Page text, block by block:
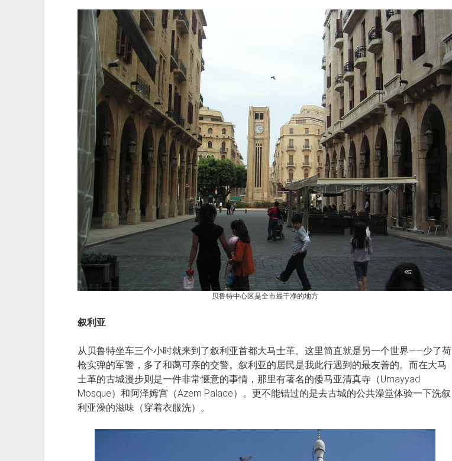
贝鲁特中心区是全市最干净的地方
叙利亚
从贝鲁特坐车三个小时就来到了叙利亚首都大马士革。这里简直就是另一个世界——少了荷
枪实弹的军警，多了和蔼可亲的交警。叙利亚的居民是我此行遇到的最友善的。而在大马
士革的古城漫步则是一件非常惬意的事情，那里有著名的倭马亚清真寺（Umayyad
Mosque）和阿泽姆宫（Azem Palace）。更不能错过的是去古城的公共澡堂体验一下洗叙
利亚澡的滋味（穿着衣服洗）。